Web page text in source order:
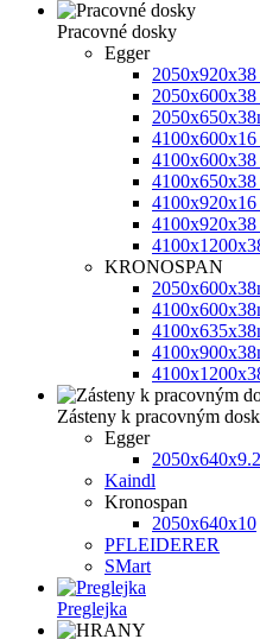
Pracovné dosky
Egger
2050x920x38
4100x600x16
4100x600x38
4100x650x38
4100x920x16
4100x920x38
KRONOSPAN
Zásteny k pracovným
Egger
2050x640x9.2
Kaindl
Kronospan
2050x640x10
PFLEIDERER
SMart
Preglejka